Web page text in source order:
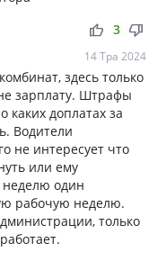
thumb_up thumb_down
3
14 Тра 2024
здесь только
зарплату. Штрафы
доплатах за
Водители
не интересует что
или ему
неделю один
рабочую неделю.
только